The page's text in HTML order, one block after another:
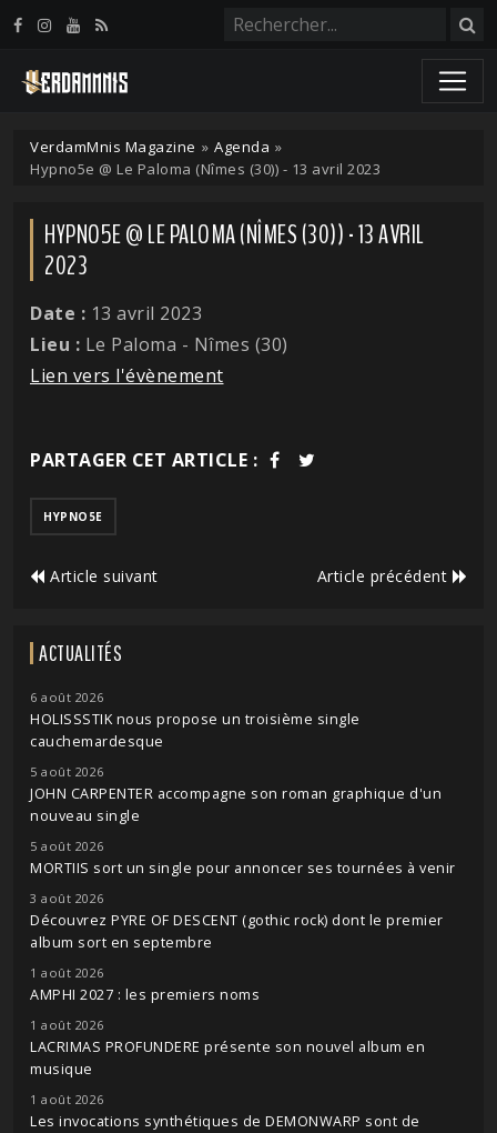
VerdamMnis Magazine » Agenda »
Hypno5e @ Le Paloma (Nîmes (30)) - 13 avril 2023
HYPNO5E @ LE PALOMA (NÎMES (30)) - 13 AVRIL
2023
Date : 13 avril 2023
Lieu : Le Paloma - Nîmes (30)
Lien vers l'évènement
PARTAGER CET ARTICLE :
HYPNO5E
Article suivant Article précédent
ACTUALITÉS
6 août 2026
HOLISSSTIK nous propose un troisième single
cauchemardesque
5 août 2026
JOHN CARPENTER accompagne son roman graphique d'un
nouveau single
5 août 2026
MORTIIS sort un single pour annoncer ses tournées à venir
3 août 2026
Découvrez PYRE OF DESCENT (gothic rock) dont le premier
album sort en septembre
1 août 2026
AMPHI 2027 : les premiers noms
1 août 2026
LACRIMAS PROFUNDERE présente son nouvel album en
musique
1 août 2026
Les invocations synthétiques de DEMONWARP sont de
Panneau de gestion des cookies